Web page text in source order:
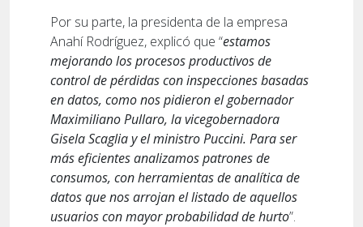
Por su parte, la presidenta de la empresa
Anahí Rodríguez, explicó que “estamos
mejorando los procesos productivos de
control de pérdidas con inspecciones basadas
en datos, como nos pidieron el gobernador
Maximiliano Pullaro, la vicegobernadora
Gisela Scaglia y el ministro Puccini. Para ser
más eficientes analizamos patrones de
consumos, con herramientas de analítica de
datos que nos arrojan el listado de aquellos
usuarios con mayor probabilidad de hurto”.